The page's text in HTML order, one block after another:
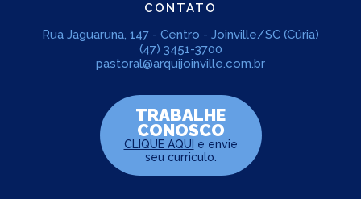
CONTATO
Rua Jaguaruna, 147 - Centro - Joinville/SC (Cúria)
(47) 3451-3700
pastoral@arquijoinville.com.br
TRABALHE
CONOSCO
CLIQUE AQUI e envie
seu curriculo.